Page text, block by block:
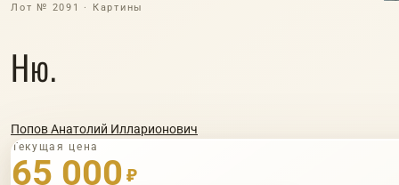
Лот № 2091 · Картины
Ню.
Попов Анатолий Илларионович
Текущая цена
65 000 ₽